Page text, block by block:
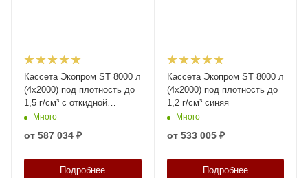
Кассета Экопром ST 8000 л
(4х2000) под плотность до
1,5 г/см³ с откидной
крышкой синяя
Много
от 587 034 ₽
Подробнее
Кассета Экопром ST 8000 л
(4х2000) под плотность до
1,2 г/см³ синяя
Много
от 533 005 ₽
Подробнее